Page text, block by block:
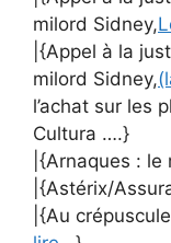
milord Sidney,
|{Appel à la
milord Sidney,
l’achat sur les
Cultura ….}
|{Arnaques :
|{Astérix/
|{Au